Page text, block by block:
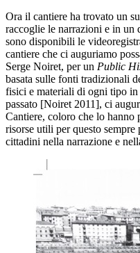
Ora il cantiere ha trovato un
raccoglie le narrazioni e in un
sono disponibili le
cantiere che ci auguriamo
Serge Noiret, per un Public
basata sulle fonti tradizionali
fisici e materiali di ogni tipo
passato [Noiret 2011], ci
Cantiere, coloro che lo hanno
risorse utili per questo
cittadini nella narrazione e